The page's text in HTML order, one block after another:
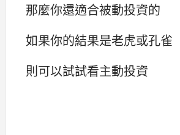
那麼你還適合被動投資的
如果你的結果是老虎或孔雀
則可以試試看主動投資